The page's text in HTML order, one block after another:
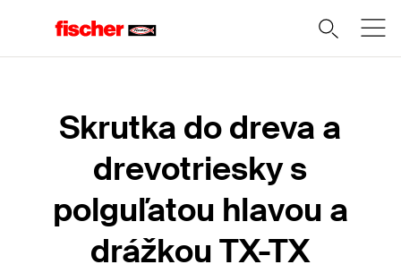
Skrutka do dreva a
drevotriesky s
polguľatou hlavou a
drážkou TX-TX